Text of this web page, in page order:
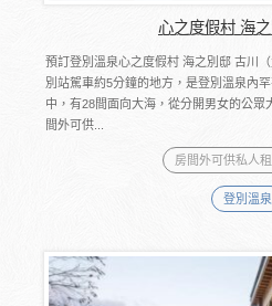
心之度假村 海
預訂登別溫泉心之度假村 海之別邸 古川
別站駕車約5分鐘的地方，是登別溫泉內
中，有28間面向大海，從分開男女的公眾
間外可供...
房間外可供私人
登別溫泉